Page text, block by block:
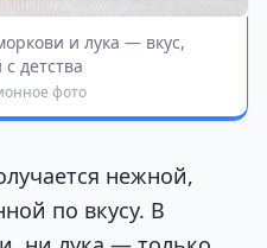
и лука — вкус,
детства
фото
нежной,
по вкусу. В